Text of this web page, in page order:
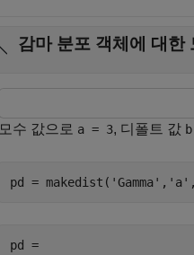
감마 분포 객체에 대한
모수 값으로 a = 3, 디폴트 값
pd = makedist( 'Gamma' , 'a'
pd =